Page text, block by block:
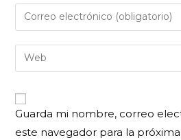
Guarda mi nombre, correo
este navegador para la